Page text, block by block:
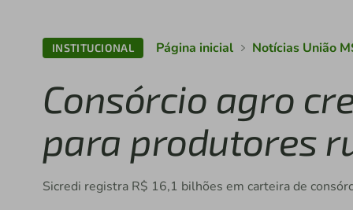
INSTITUCIONAL Página inicial Notícias União
Consórcio agro
para produtores
Sicredi registra R$ 16,1 bilhões em carteira de